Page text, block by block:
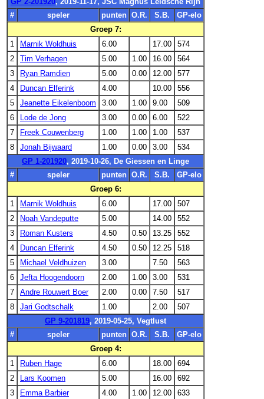
#
speler punten O.R. S.B.
GP-elo
Groep 7:
1
Marnik Woldhuis 6.00 17.00
574
2
Tim Verhagen 5.00 1.00 16.00
564
3
Ryan Ramdien 5.00 0.00 12.00
577
4
Duncan Elferink 4.00 10.00
556
5
Jeanette Eikelenboom 3.00 1.00 9.00
509
6
Lode de Jong 3.00 0.00 6.00
522
7
Freek Couwenberg 1.00 1.00 1.00
537
8
Jonah Bijwaard 1.00 0.00 3.00
534
GP 1-201920, 2019-10-26, De Giessen en Linge
#
speler punten O.R. S.B.
GP-elo
Groep 6:
1
Marnik Woldhuis 6.00 17.00
507
2
Noah Vandeputte 5.00 14.00
552
3
Roman Kusters 4.50 0.50 13.25
552
4
Duncan Elferink 4.50 0.50 12.25
518
5
Michael Veldhuizen 3.00 7.50
563
6
Jefta Hoogendoorn 2.00 1.00 3.00
531
7
Andre Rouwert Boer 2.00 0.00 7.50
517
8
Jari Godtschalk 1.00 2.00
507
GP 9-201819, 2019-05-25, Vegtlust
#
speler punten O.R. S.B.
GP-elo
Groep 4:
1
Ruben Hage 6.00 18.00
694
2
Lars Koomen 5.00 16.00
692
3
Emma Barbier 4.00 1.00 12.00
633